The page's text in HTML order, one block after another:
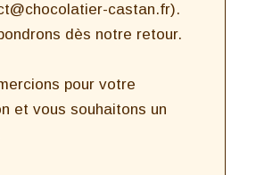
castan.fr).
dès notre retour.
pour votre
et vous souhaitons un